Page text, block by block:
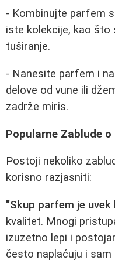
- Kombinujte parfem
iste kolekcije, kao što
tuširanje.
- Nanesite parfem i
delove od vune ili
zadrže miris.
Popularne Zablude
Postoji nekoliko
korisno razjasniti:
"Skup parfem je uvek
kvalitet. Mnogi
izuzetno lepi i
često naplaćuju i